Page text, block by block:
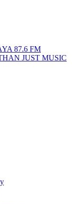
87.6 FM
JUST MUSIC